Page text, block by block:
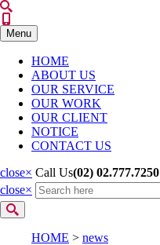
Menu
HOME
ABOUT US
OUR SERVICE
OUR WORK
OUR CLIENT
NOTICE
CONTACT US
close× Call Us(02) 02.777.7250
close×
HOME > news